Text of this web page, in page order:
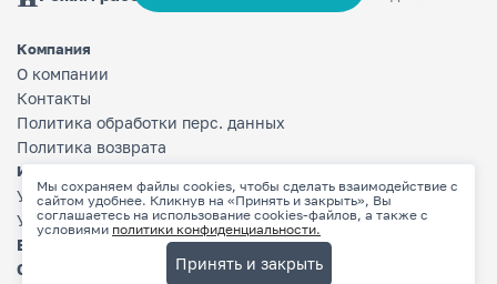
Компания
О компании
Контакты
Политика обработки перс. данных
Политика возврата
Информация
Условия оплаты
Условия доставки
Бренды
Сертификаты
Мы сохраняем файлы cookies, чтобы сделать взаимодействие с
сайтом удобнее. Кликнув на «Принять и закрыть», Вы
соглашаетесь на использование cookies-файлов, а также с
условиями политики конфиденциальности.
Принять и закрыть